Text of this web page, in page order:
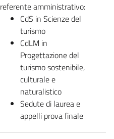
referente amministrativo:
CdS in Scienze del
turismo
CdLM in
Progettazione del
turismo sostenibile,
culturale e
naturalistico
Sedute di laurea e
appelli prova finale